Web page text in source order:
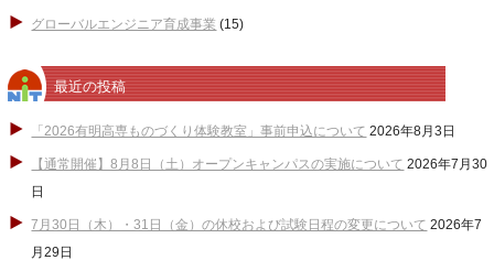
グローバルエンジニア育成事業 (15)
最近の投稿
「2026有明高専ものづくり体験教室」事前申込について 2026年8月3日
【通常開催】8月8日（土）オープンキャンパスの実施について 2026年7月30
日
7月30日（木）・31日（金）の休校および試験日程の変更について 2026年7
月29日